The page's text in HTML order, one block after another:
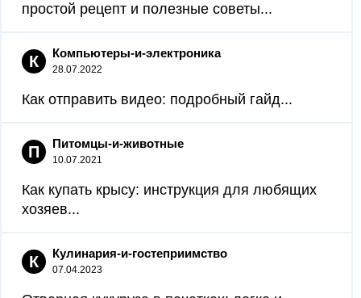
простой рецепт и полезные советы...
К Компьютеры-и-электроника
28.07.2022
Как отправить видео: подробный гайд...
П Питомцы-и-животные
10.07.2021
Как купать крысу: инструкция для любящих
хозяев...
К Кулинария-и-гостеприимство
07.04.2023